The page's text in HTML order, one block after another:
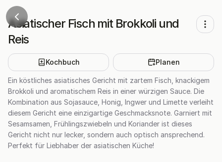
Asiatischer Fisch mit Brokkoli und
Reis
Kochbuch Planen
Ein köstliches asiatisches Gericht mit zartem Fisch, knackigem
Brokkoli und aromatischem Reis in einer würzigen Sauce. Die
Kombination aus Sojasauce, Honig, Ingwer und Limette verleiht
diesem Gericht eine einzigartige Geschmacksnote. Garniert mit
Sesamsamen, Frühlingszwiebeln und Koriander ist dieses
Gericht nicht nur lecker, sondern auch optisch ansprechend.
Perfekt für Liebhaber der asiatischen Küche!